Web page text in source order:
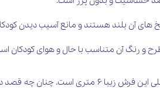
های آن بلند هستند و مانع آسیب دیدن
و رنگ آن متناسب با حال و هوای کودکان
سایز اصلی این فرش زیبا 6